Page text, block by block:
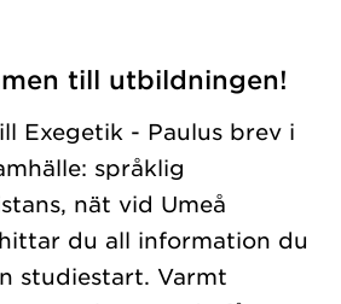
till utbildningen!
Exegetik - Paulus brev i
språklig
nät vid Umeå
du all information du
studiestart. Varmt